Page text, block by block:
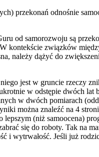
przekonań odnośnie
od samorozwoju są
kontekście związków
należy dążyć do
jest w gruncie rzeczy
w odstępie dwóch
w dwóch pomiarach
można znaleźć na 4
(niż samoocena)
się do roboty. Tak na
i wytrwałość. Jeśli już